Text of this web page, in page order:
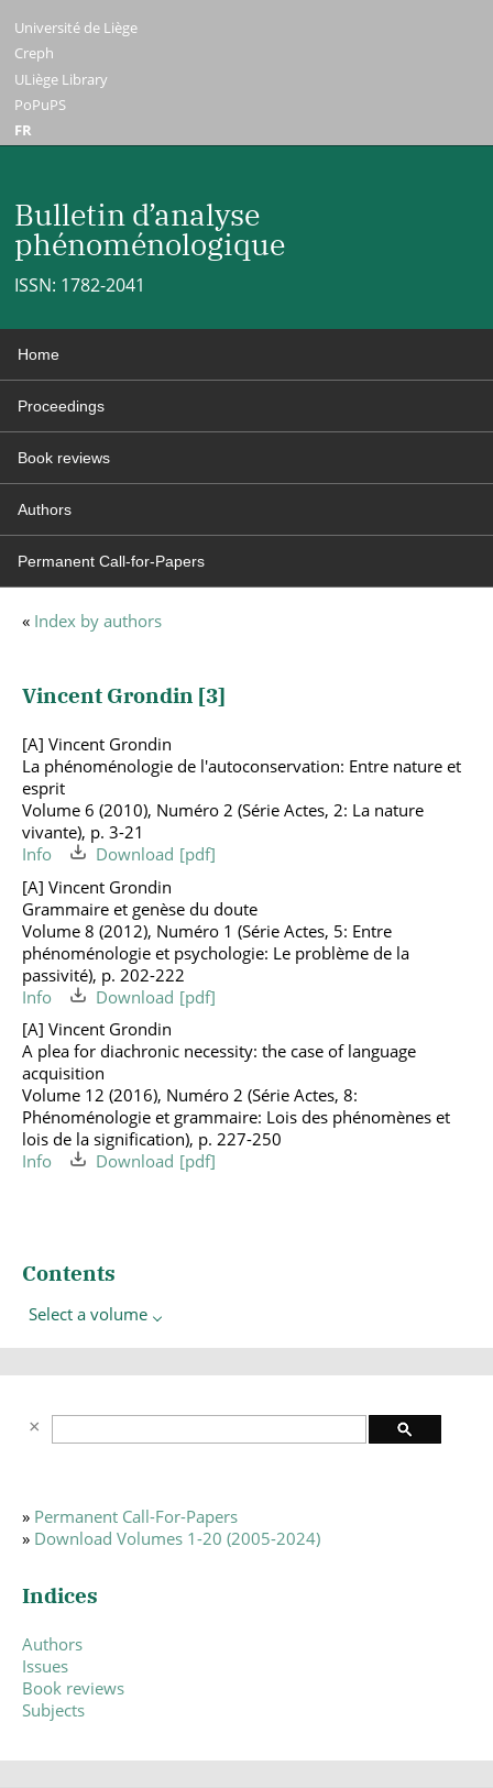
Université de Liège
Creph
ULiège Library
PoPuPS
FR
Bulletin d’analyse
phénoménologique
ISSN: 1782-2041
Home
Proceedings
Book reviews
Authors
Permanent Call-for-Papers
« Index by authors
Vincent Grondin [3]
[A] Vincent Grondin
La phénoménologie de l'autoconservation: Entre nature et
esprit
Volume 6 (2010), Numéro 2 (Série Actes, 2: La nature
vivante), p. 3-21
Info
Download
[A] Vincent Grondin
Grammaire et genèse du doute
Volume 8 (2012), Numéro 1 (Série Actes, 5: Entre
phénoménologie et psychologie: Le problème de la
passivité), p. 202-222
Info
Download
[A] Vincent Grondin
A plea for diachronic necessity: the case of language
acquisition
Volume 12 (2016), Numéro 2 (Série Actes, 8:
Phénoménologie et grammaire: Lois des phénomènes et
lois de la signification), p. 227-250
Info
Download
Contents
Select a volume
» Permanent Call-For-Papers
» Download Volumes 1-20 (2005-2024)
Indices
Authors
Issues
Book reviews
Subjects